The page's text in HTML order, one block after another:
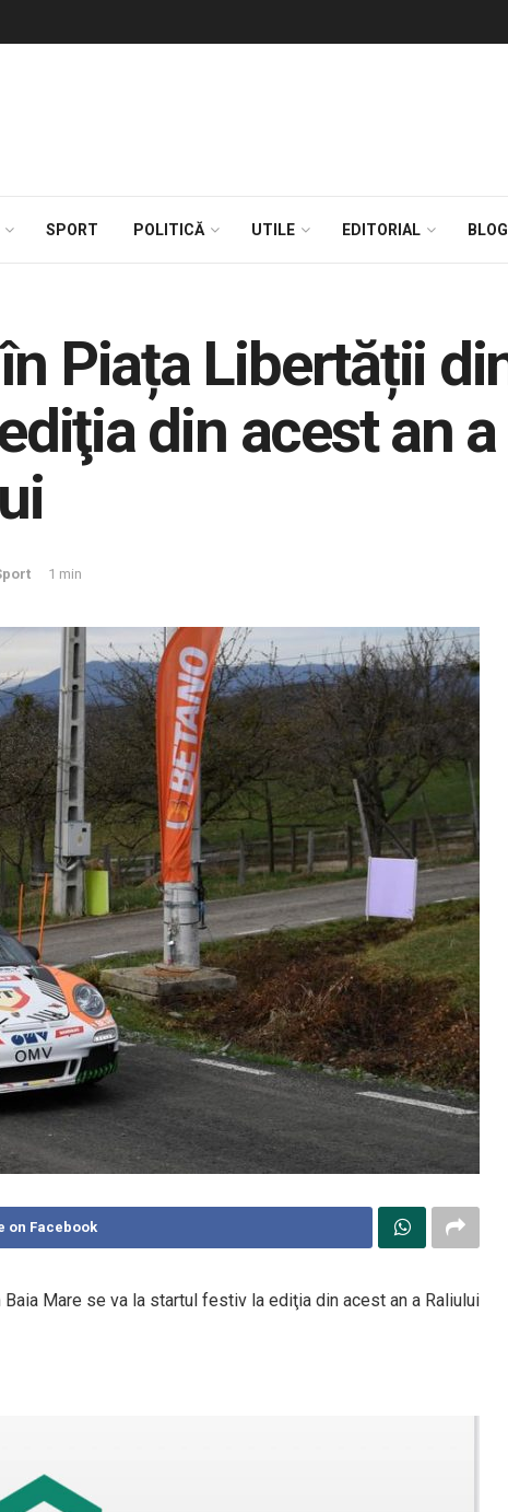
SPORT POLITICĂ UTILE EDITORIAL
Piața Libertății
din acest an
1 min
on Facebook
Mare se va la startul festiv la ediţia din acest an a Raliului